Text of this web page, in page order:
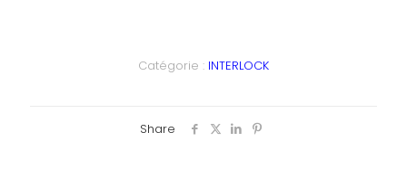
Catégorie : INTERLOCK
Share